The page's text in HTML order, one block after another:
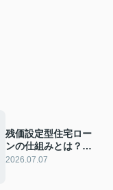
残価設定型住宅ロー
ンの仕組みとは？富
士市で毎月返済を抑
2026.07.07